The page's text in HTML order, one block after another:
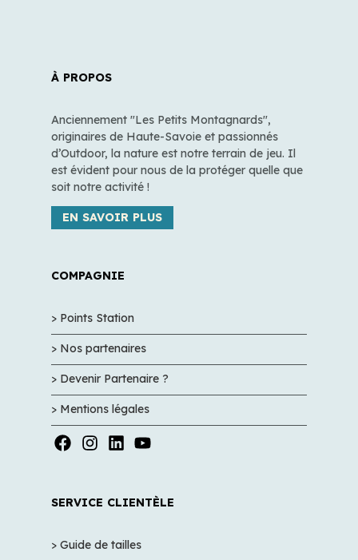
À PROPOS
Anciennement "Les Petits Montagnards",
originaires de Haute-Savoie et passionnés
d’Outdoor, la nature est notre terrain de jeu. Il
est évident pour nous de la protéger quelle que
soit notre activité !
EN SAVOIR PLUS
COMPAGNIE
> Points Station
> Nos partenaires
> Devenir Partenaire ?
> Mentions légales
SERVICE CLIENTÈLE
> Guide de tailles